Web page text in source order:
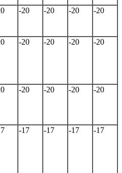
-20 -20 -20 -20
-20 -20 -20 -20
-20 -20 -20 -20
-17 -17 -17 -17